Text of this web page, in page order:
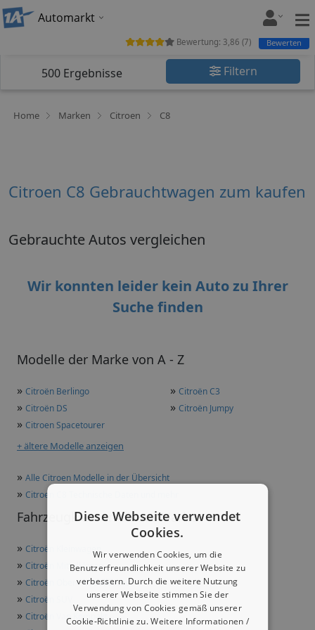
Automarkt
500 Ergebnisse Filtern
Home Marken Citroen C8
Modelle der Marke von A - Z
» Citroën Berlingo » Citroën C3
» Citroën DS » Citroën Jumpy
» Citroen Spacetourer
+ ältere Modelle anzeigen
» Alle Citroen Modelle in der Übersicht
» Citroen C8 Technische Daten und mehr
Fahrzeugklassen dieser Marke
» Citroën Kleinwagen
» Citroën Mittelklasse
» Citroën Obere Mittelklasse
» Citroën SUV
» Citroën Van Kompakt
Bewertung: 3,86 (7) Bewerten
Citroen C8 Gebrauchtwagen zum kaufen
Gebrauchte Autos vergleichen
Wir konnten leider kein Auto zu Ihrer
Suche finden
Diese Webseite verwendet
Cookies.
Wir verwenden Cookies, um die
Benutzerfreundlichkeit unserer Website zu
verbessern. Durch die weitere Nutzung
unserer Webseite stimmen Sie der
Verwendung von Cookies gemäß unserer
Cookie-Richtlinie zu.Weitere Informationen /